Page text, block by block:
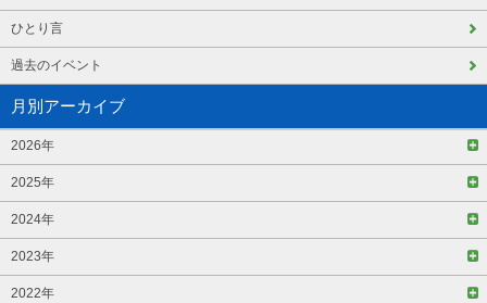
ひとり言
過去のイベント
月別アーカイブ
2026年
2025年
2024年
2023年
2022年